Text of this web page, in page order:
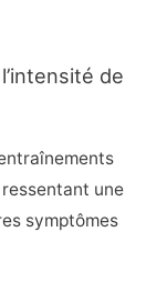
de
une
symptômes